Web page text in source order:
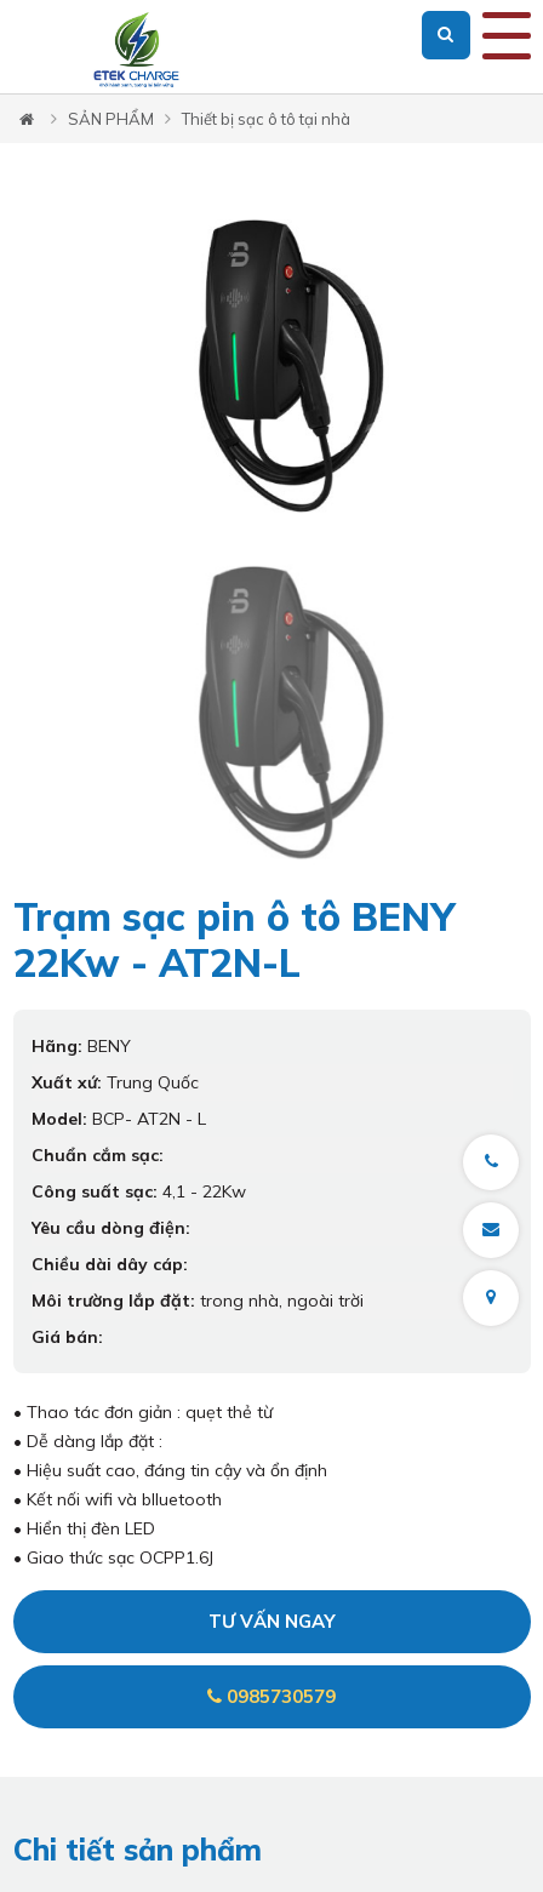
SẢN PHẨM Thiết bị sạc ô tô tại nhà
Trạm sạc pin ô tô BENY
22Kw - AT2N-L
Hãng: BENY
Xuất xứ: Trung Quốc
Model: BCP- AT2N - L
Chuẩn cắm sạc:
Công suất sạc: 4,1 - 22Kw
Yêu cầu dòng điện:
Chiều dài dây cáp:
Môi trường lắp đặt: trong nhà, ngoài trời
Giá bán:
• Thao tác đơn giản : quẹt thẻ từ
• Dễ dàng lắp đặt :
• Hiệu suất cao, đáng tin cậy và ổn định
• Kết nối wifi và blluetooth
• Hiển thị đèn LED
• Giao thức sạc OCPP1.6J
TƯ VẤN NGAY
0985730579
Chi tiết sản phẩm